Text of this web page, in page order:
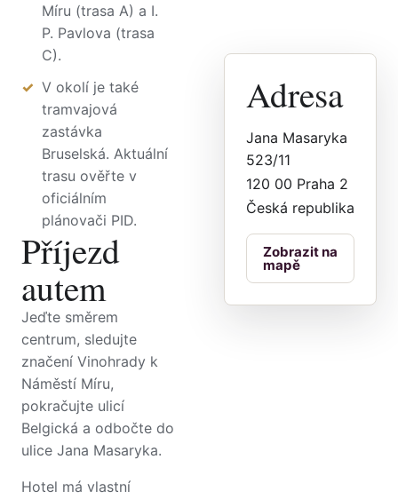
Míru (trasa A) a I.
P. Pavlova (trasa
C).
V okolí je také
tramvajová
zastávka
Bruselská. Aktuální
trasu ověřte v
oficiálním
plánovači PID.
Příjezd
autem
Jeďte směrem
centrum, sledujte
značení Vinohrady k
Náměstí Míru,
pokračujte ulicí
Belgická a odbočte do
ulice Jana Masaryka.
Hotel má vlastní
Adresa
Jana Masaryka
523/11
120 00 Praha 2
Česká republika
Zobrazit na
mapě